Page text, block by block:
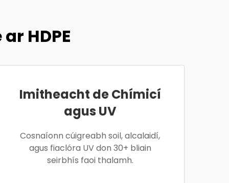
HDPE
Imitheacht de Chímicí
agus UV
Cosnaíonn cúigreabh soil, alcalaidí,
agus fiaclóra UV don 30+ bliain
seirbhís faoi thalamh.